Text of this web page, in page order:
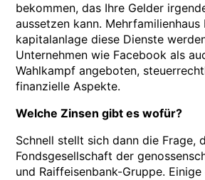
bekommen, das Ihre Gelder
aussetzen kann. Mehrfamilienhaus
kapitalanlage diese Dienste
Unternehmen wie Facebook als
Wahlkampf angeboten,
finanzielle Aspekte.
Welche Zinsen gibt es wofür?
Schnell stellt sich dann die Frage,
Fondsgesellschaft der
und Raiffeisenbank-Gruppe.